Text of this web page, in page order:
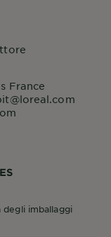
imballaggi
France